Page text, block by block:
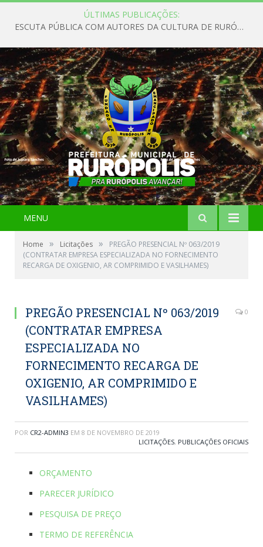
ÚLTIMAS PUBLICAÇÕES:
ESCUTA PÚBLICA COM AUTORES DA CULTURA DE RURÓPOLIS
MENU
Home » Licitações »
PREGÃO PRESENCIAL Nº 063/2019
(CONTRATAR EMPRESA ESPECIALIZADA NO FORNECIMENTO
RECARGA DE OXIGENIO, AR COMPRIMIDO E VASILHAMES)
PREGÃO PRESENCIAL Nº 063/2019
(CONTRATAR EMPRESA
ESPECIALIZADA NO
FORNECIMENTO RECARGA DE
OXIGENIO, AR COMPRIMIDO E
VASILHAMES)
0
POR CR2-ADMIN3 EM 8 DE NOVEMBRO DE 2019
LICITAÇÕES, PUBLICAÇÕES OFICIAIS
ORÇAMENTO
PARECER JURÍDICO
PESQUISA DE PREÇO
TERMO DE REFERÊNCIA